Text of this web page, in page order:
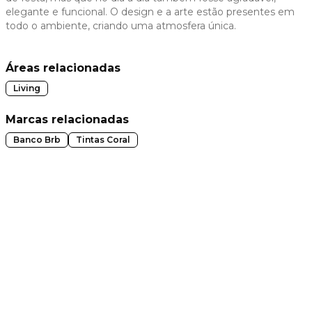
slide
slide
elegante e funcional. O design e a arte estão presentes em
todo o ambiente, criando uma atmosfera única.
Áreas relacionadas
Living
Marcas relacionadas
Banco Brb Tintas Coral